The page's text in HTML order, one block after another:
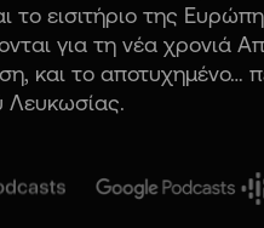
το εισιτήριο της
για τη νέα χρονιά
και το αποτυχημένο…
Λευκωσίας.